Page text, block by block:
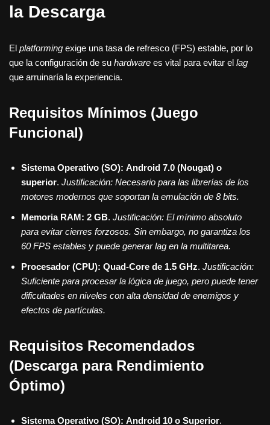
la Descarga
El platforming exige una tasa de refresco (FPS) estable, por lo
que la configuración de su hardware es vital para evitar el lag
que arruinaría la experiencia.
Requisitos Mínimos (Juego
Funcional)
Sistema Operativo (SO): Android 7.0 (Nougat) o
superior. Justificación: Necesario para las librerías de los
motores modernos que soportan la emulación de 8 bits.
Memoria RAM: 2 GB. Justificación: El mínimo absoluto
para evitar cierres forzosos. Sin embargo, no garantiza los
60 FPS estables y puede generar lag en la multitarea.
Procesador (CPU): Quad-Core de 1.5 GHz. Justificación:
Suficiente para procesar la lógica de juego, pero puede tener
dificultades en niveles con alta densidad de enemigos y
efectos de partículas.
Requisitos Recomendados
(Descarga para Rendimiento
Óptimo)
Sistema Operativo (SO): Android 10 o Superior.